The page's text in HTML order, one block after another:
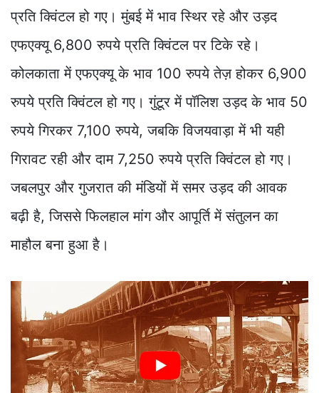
प्रति क्विंटल हो गए। मुंबई में भाव स्थिर रहे और उड़द
एफएक्यू 6,800 रुपये प्रति क्विंटल पर टिके रहे।
कोलकाता में एफएक्यू के भाव 100 रुपये तेज़ होकर 6,900
रुपये प्रति क्विंटल हो गए। गुंटूर में पॉलिश उड़द के भाव 50
रुपये गिरकर 7,100 रुपये, जबकि विजयवाड़ा में भी यही
गिरावट रही और दाम 7,250 रुपये प्रति क्विंटल हो गए।
जबलपुर और गुजरात की मंडियों में समर उड़द की आवक
बढ़ी है, जिससे फिलहाल मांग और आपूर्ति में संतुलन का
माहौल बना हुआ है।